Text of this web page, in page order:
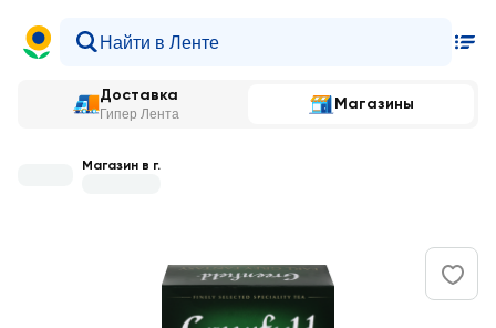
Доставка
Гипер Лента
Магазины
Магазин в г.